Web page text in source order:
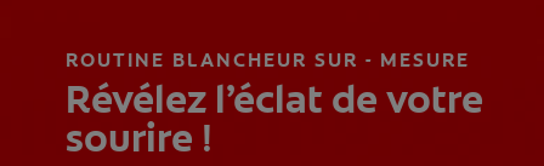
ROUTINE BLANCHEUR SUR - MESURE
Révélez l’éclat de votre
sourire !